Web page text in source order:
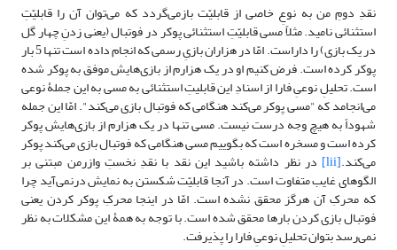
نقدِ دومِ من به نوعِ خاصی از قابلیّت بازمی‌گردد که می‌توان آن را قابلیّتِ
استثنائی نامید. مثلاً مسی قابلیّتِ استثنائی پوکر در فوتبال (یعنی زدنِ چهار گل
در یک بازی) را داراست. امّا در هزاران بازیِ رسمی که انجام داده است تنها 5 بار
پوکر کرده است. فرض کنیم او در یک هزارم از بازی‌هایش موفق به پوکر شده
است. تحلیلِ نوعیِ فارا از اسنادِ این قابلیتِ استثنائی به مسی به این جملۀ نوعی
می‌انجامد که "مسی پوکر می‌کند هنگامی که فوتبال بازی می‌کند". امّا این جمله
شهوداً به هیچ وجه درست نیست. مسی تنها در یک هزارم از بازی‌هایش پوکر
کرده است و مسخره است که بگوییم مسی هنگامی که فوتبال بازی می‌کند پوکر
می‌کند.[lii] در نظر داشته باشید این نقد با نقدِ نخستِ وازرمن مبتنی بر
الگوهای غایب متفاوت است. در آنجا قابلیّت شکستن به نمایش درنمی‌آید چرا
که محرکِ آن هرگز محقق نشده است. امّا در اینجا محرکِ پوکر کردن یعنی
فوتبال بازی کردن بارها محقق شده است. با توجه به همۀ این مشکلات به نظر
نمی‌رسد بتوان تحلیلِ نوعیِ فارا را پذیرفت.